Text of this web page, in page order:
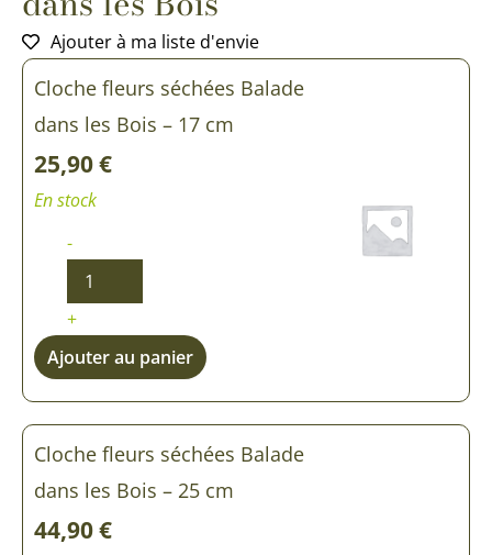
Ajouter à ma liste d'envie
Cloche fleurs séchées Balade
dans les Bois – 17 cm
25,90€
En stock
-
de
fleurs
séchées
Balade
dans
Bois
+
Ajouter au panier
Cloche fleurs séchées Balade
dans les Bois – 25 cm
44,90€
de
fleurs
séchées
Balade
dans
Bois
de
fleurs
séchées
Balade
dans
Bois